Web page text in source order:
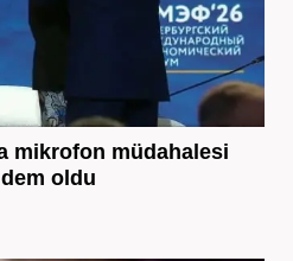
mikrofon müdahalesi
oldu